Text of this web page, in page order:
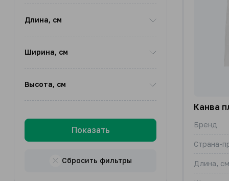
Длина, см
Ширина, см
Высота, см
Показать
Сбросить фильтры
Канва
Бренд
Страна-
Длина, см